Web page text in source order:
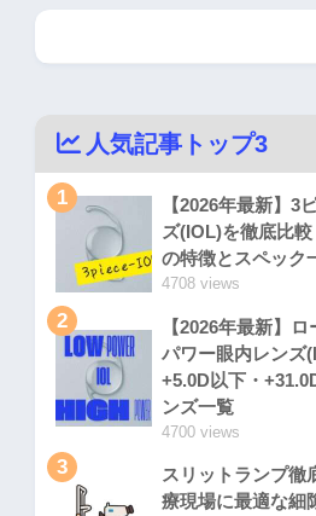
人気記事トップ3
1
【2026年最新】3
ズ(IOL)を徹底比
の特徴とスペック
4708 views
2
【2026年最新】
パワー眼内レンズ
+5.0D以下・
ンズ一覧
4700 views
3
スリットランプ徹
療現場に最適な細